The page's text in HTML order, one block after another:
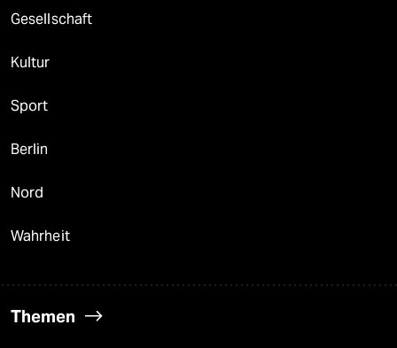
Gesellschaft
Kultur
Sport
Berlin
Nord
Wahrheit
Themen